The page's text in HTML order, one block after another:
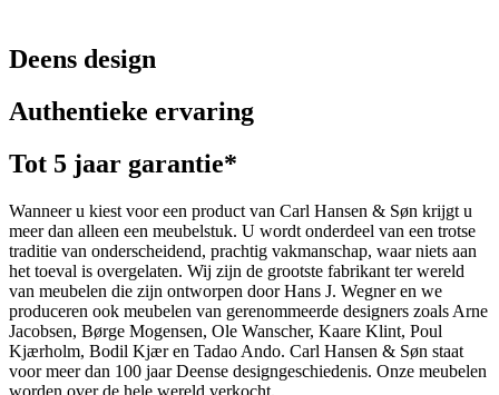
Deens design
Authentieke ervaring
Tot 5 jaar garantie*
Wanneer u kiest voor een product van Carl Hansen & Søn krijgt u
meer dan alleen een meubelstuk. U wordt onderdeel van een trotse
traditie van onderscheidend, prachtig vakmanschap, waar niets aan
het toeval is overgelaten. Wij zijn de grootste fabrikant ter wereld
van meubelen die zijn ontworpen door Hans J. Wegner en we
produceren ook meubelen van gerenommeerde designers zoals Arne
Jacobsen, Børge Mogensen, Ole Wanscher, Kaare Klint, Poul
Kjærholm, Bodil Kjær en Tadao Ando. Carl Hansen & Søn staat
voor meer dan 100 jaar Deense designgeschiedenis. Onze meubelen
worden over de hele wereld verkocht.